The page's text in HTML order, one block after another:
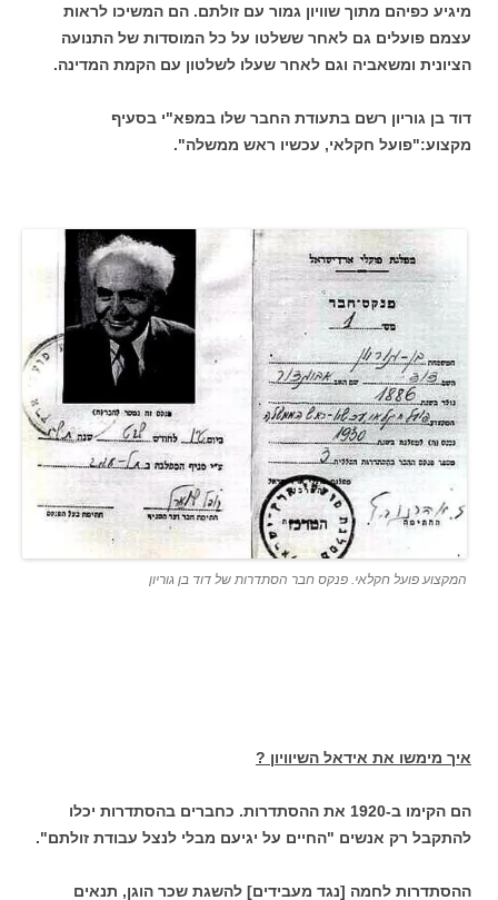
מיגיע כפיהם מתוך שוויון גמור עם זולתם. הם המשיכו לראות
עצמם פועלים גם לאחר ששלטו על כל המוסדות של התנועה
הציונית ומשאביה וגם לאחר שעלו לשלטון עם הקמת המדינה.
דוד בן גוריון רשם בתעודת החבר שלו במפא"י בסעיף
מקצוע:"פועל חקלאי, עכשיו ראש ממשלה".
המקצוע פועל חקלאי. פנקס חבר הסתדרות של דוד בן גוריון
איך מימשו את אידאל השיוויון ?
הם הקימו ב-1920 את ההסתדרות. כחברים בהסתדרות יכלו
להתקבל רק אנשים "החיים על יגיעם מבלי לנצל עבודת זולתם".
ההסתדרות לחמה [נגד מעבידים] להשגת שכר הוגן, תנאים